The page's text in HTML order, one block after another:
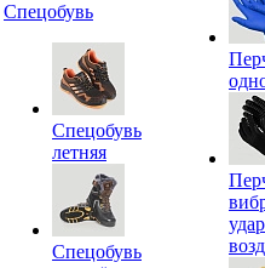
Спецобувь
Спецобувь
летняя
Спецобувь